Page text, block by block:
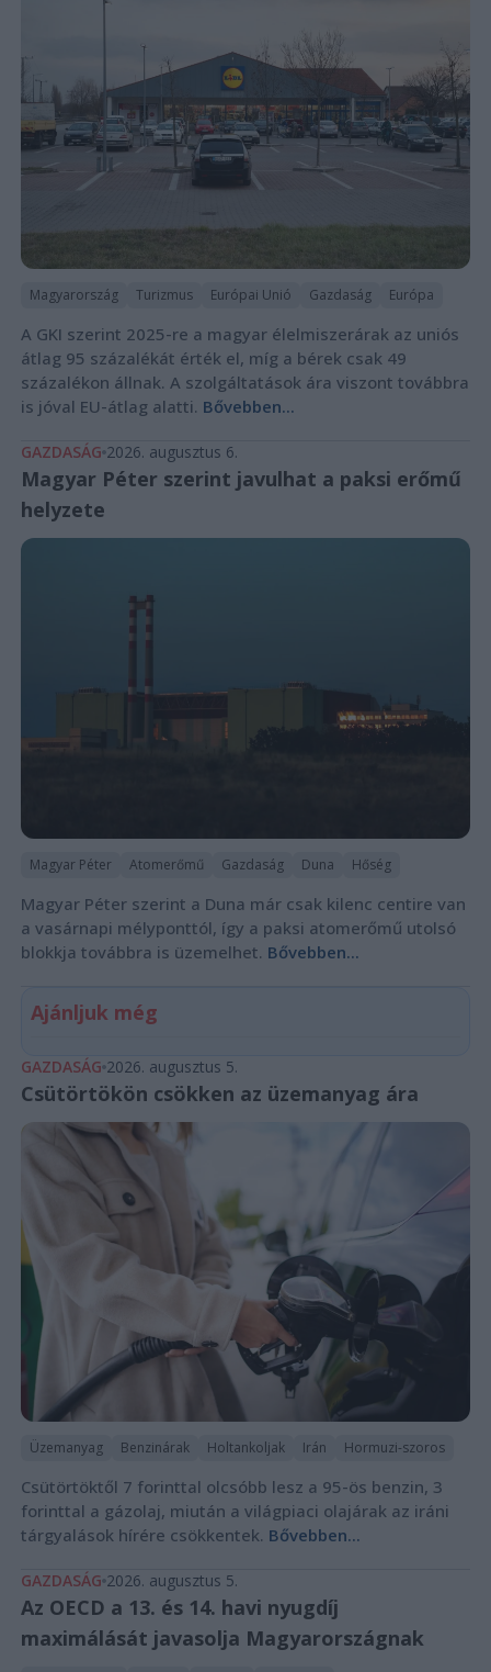
Magyarország Turizmus Európai Unió Gazdaság Európa
A GKI szerint 2025-re a magyar élelmiszerárak az uniós
átlag 95 százalékát érték el, míg a bérek csak 49
százalékon állnak. A szolgáltatások ára viszont továbbra
is jóval EU-átlag alatti. Bővebben...
GAZDASÁG 2026. augusztus 6.
Magyar Péter szerint javulhat a paksi erőmű
helyzete
Magyar Péter Atomerőmű Gazdaság Duna Hőség
Magyar Péter szerint a Duna már csak kilenc centire van
a vasárnapi mélyponttól, így a paksi atomerőmű utolsó
blokkja továbbra is üzemelhet. Bővebben...
Ajánljuk még
GAZDASÁG 2026. augusztus 5.
Csütörtökön csökken az üzemanyag ára
Üzemanyag Benzinárak Holtankoljak Irán Hormuzi-szoros
Csütörtöktől 7 forinttal olcsóbb lesz a 95-ös benzin, 3
forinttal a gázolaj, miután a világpiaci olajárak az iráni
tárgyalások hírére csökkentek. Bővebben...
GAZDASÁG 2026. augusztus 5.
Az OECD a 13. és 14. havi nyugdíj
maximálását javasolja Magyarországnak